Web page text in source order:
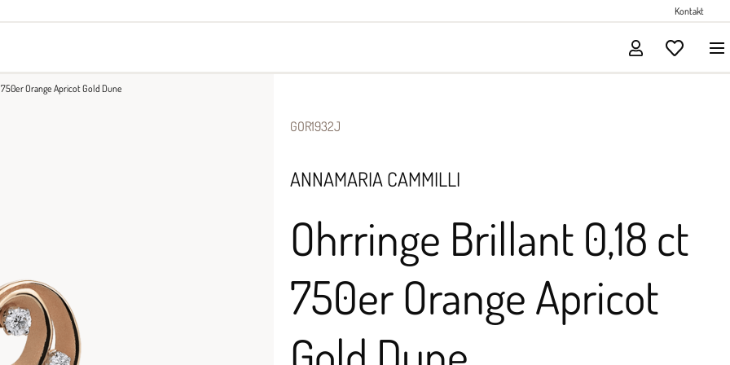
Kontakt
Orange Apricot Gold Dune
GOR1932J
ANNAMARIA CAMMILLI
Ohrringe Brillant 0,18 ct
750er Orange Apricot